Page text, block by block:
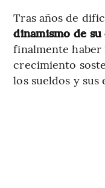
Tras años de
dinamismo de
finalmente haber
crecimiento
los sueldos y sus